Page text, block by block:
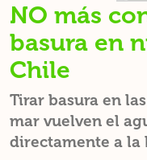
NO más
basura en
Chile
Tirar basura en
mar vuelven el
directamente a la